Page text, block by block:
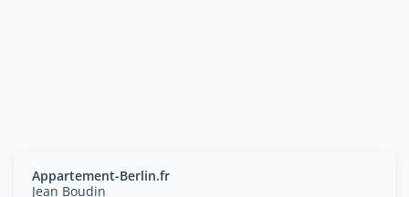
Appartement-Berlin.fr
Jean Boudin